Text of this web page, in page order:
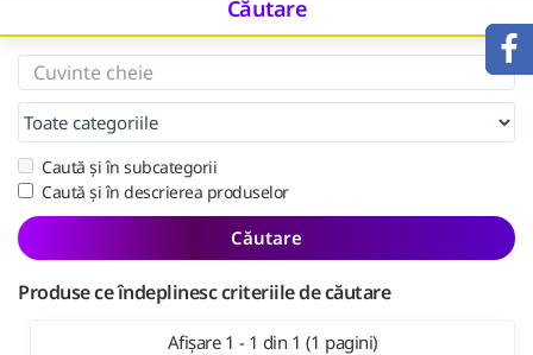
Căutare
Caută și în subcategorii
Caută și în descrierea produselor
Căutare
Produse ce îndeplinesc criteriile de căutare
Afișare 1 - 1 din 1 (1 pagini)